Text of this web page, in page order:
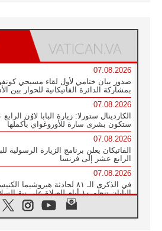
07.08.2026
صدور بيان ختامي لأول لقاء مسيحي
بمشاركة الدائرة الفاتيكانية للحوار بين
07.08.2026
الكاردينال ستورلا: زيارة البابا لاوُن
ستكون بشرى سارة للأوروغواي بأكملها
07.08.2026
الفاتيكان يعلن برنامج الزيارة الرسولية
الرابع عشر إلى فرنسا
07.08.2026
في الذكرى الـ ٨١ لحادثة هيروشيما
اليابان تنظم ١٠ أيام للصلاة على نية السلام
الكنيسة في الأوروغواي: زيارة البابا